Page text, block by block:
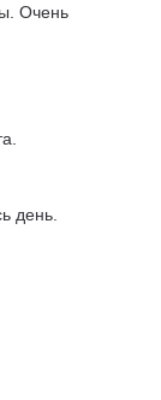
Очень
день.